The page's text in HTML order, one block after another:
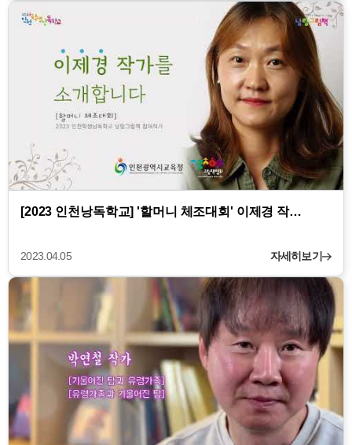
[2023 인천낭독학교] '할머니 체조대회' 이제경 작…
2023.04.05 자세히보기